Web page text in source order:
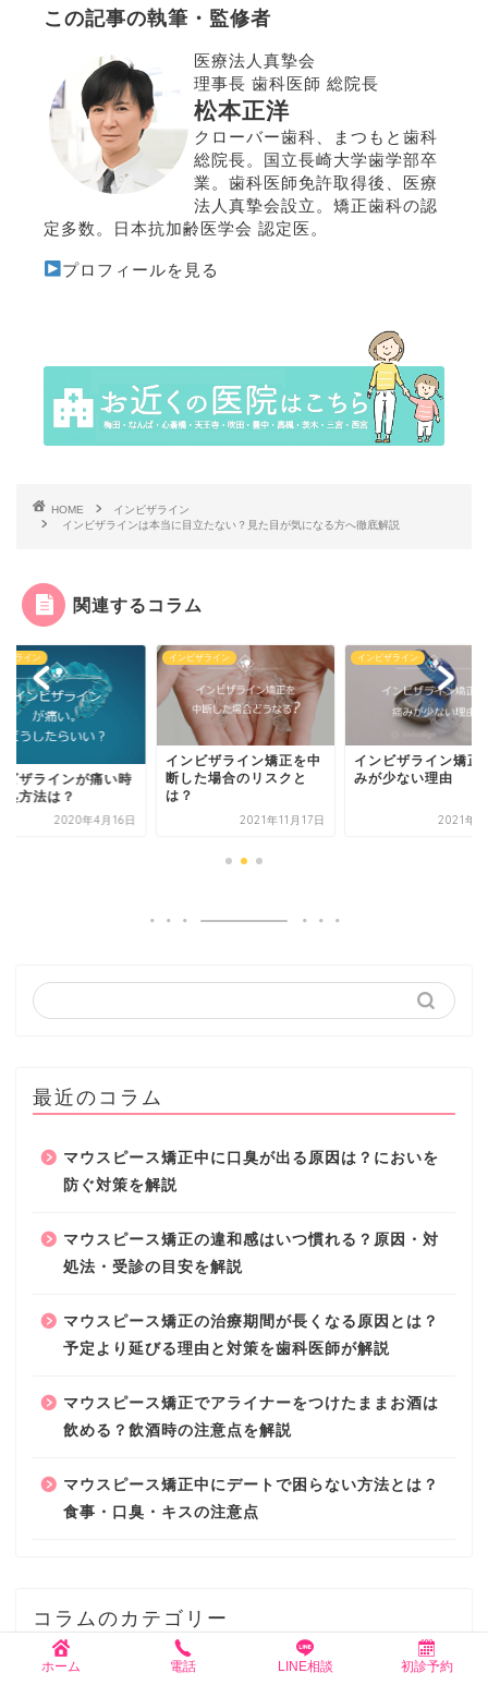
この記事の執筆・監修者
医療法人真摯会
理事長 歯科医師 総院長
松本正洋
クローバー歯科、まつもと歯科
総院長。国立長崎大学歯学部卒
業。歯科医師免許取得後、医療
法人真摯会設立。矯正歯科の認
定多数。日本抗加齢医学会 認定医。
プロフィールを見る
HOME
インビザライン
インビザラインは本当に目立たない？見た目が気になる方へ徹底解説
関連するコラム
ザライン
た場合のリスクと
2021年11月17日
インビザライン
インビザライン矯正で痛
みが少ない理由
2021年7月9日
インビザライン
インビザラインが痛
2020年4
最近のコラム
マウスピース矯正中に口臭が出る原因は？においを
防ぐ対策を解説
マウスピース矯正の違和感はいつ慣れる？原因・対
処法・受診の目安を解説
マウスピース矯正の治療期間が長くなる原因とは？
予定より延びる理由と対策を歯科医師が解説
マウスピース矯正でアライナーをつけたままお酒は
飲める？飲酒時の注意点を解説
マウスピース矯正中にデートで困らない方法とは？
食事・口臭・キスの注意点
コラムのカテゴリー
36
ホーム 電話 LINE相談 初診予約